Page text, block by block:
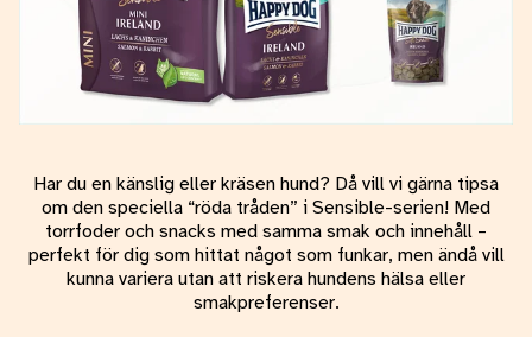
Har du en känslig eller kräsen hund? Då vill vi gärna tipsa
om den speciella “röda tråden” i Sensible-serien! Med
torrfoder och snacks med samma smak och innehåll –
perfekt för dig som hittat något som funkar, men ändå vill
kunna variera utan att riskera hundens hälsa eller
smakpreferenser.